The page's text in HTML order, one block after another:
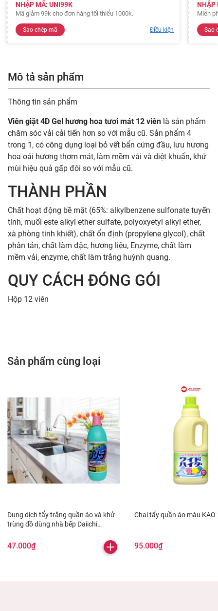
NHẬP MÃ: UNI99K
Mã giảm 99k cho đơn hàng tối thiểu 1000k.
Sao chép mã Điều kiện
NHẬP
Miễn
Sao
Mô tả sản phẩm
Thông tin sản phẩm
Viên giặt 4D Gel hương hoa tươi mát 12 viên là sản phẩm
chăm sóc vải cải tiến hơn so với mẫu cũ. Sản phẩm 4
trong 1, có công dụng loại bỏ vết bẩn cứng đầu, lưu hương
hoa oải hương thơm mát, làm mềm vải và diệt khuẩn, khử
mùi hiệu quả gấp đôi so với mẫu cũ.
THÀNH PHẦN
Chất hoạt động bề mặt (65%: alkylbenzene sulfonate tuyến
tính, muối este alkyl ether sulfate, polyoxyetyl alkyl ether,
xà phòng tinh khiết), chất ổn định (propylene glycol), chất
phân tán, chất làm đặc, hương liệu, Enzyme, chất làm
mềm vải, enzyme, chất làm trắng huỳnh quang.
QUY CÁCH ĐÓNG GÓI
Hộp 12 viên
Sản phẩm cùng loại
Dung dịch tẩy trắng quần áo và khử
trùng đồ dùng nhà bếp Daiichi
47.000₫
Chai tẩy quần áo màu KAO
95.000₫